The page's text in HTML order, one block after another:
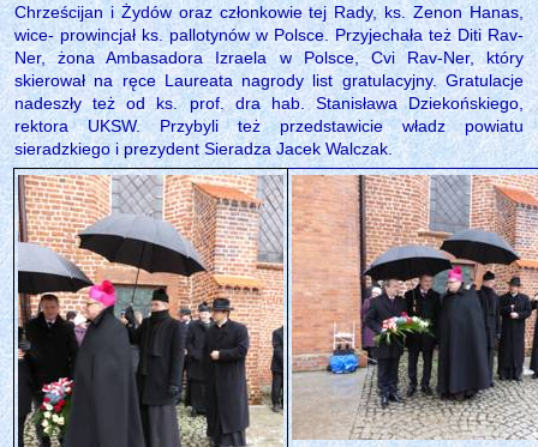
Chrześcijan i Żydów oraz członkowie tej Rady, ks. Zenon Hanas,
wice- prowincjał ks. pallotynów w Polsce. Przyjechała też Diti Rav-
Ner, żona Ambasadora Izraela w Polsce, Cvi Rav-Ner, który
skierował na ręce Laureata nagrody list gratulacyjny. Gratulacje
nadeszły też od ks. prof. dra hab. Stanisława Dziekońskiego,
rektora UKSW. Przybyli też przedstawicie władz powiatu
sieradzkiego i prezydent Sieradza Jacek Walczak.